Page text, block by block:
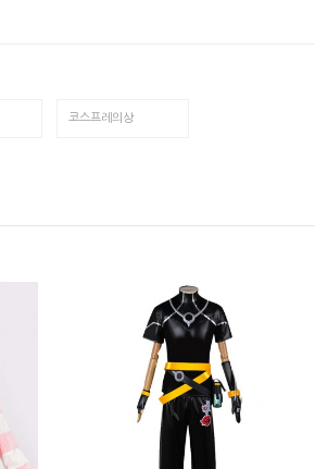
코스프레의상